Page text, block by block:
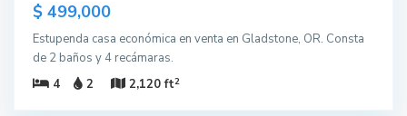
$ 499,000
Estupenda casa económica en venta en Gladstone, OR. Consta
de 2 baños y 4 recámaras.
4
2 2,120 ft2